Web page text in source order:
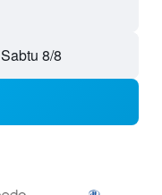
Sabtu 8/8